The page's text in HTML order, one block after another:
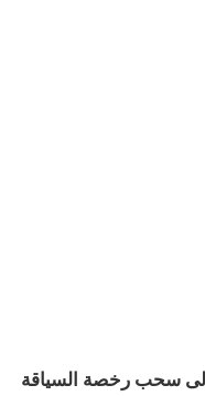
سحب رخصة السياقة